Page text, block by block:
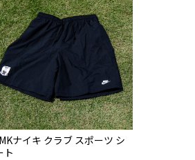
ナイキ クラブ スポーツ シ
ト